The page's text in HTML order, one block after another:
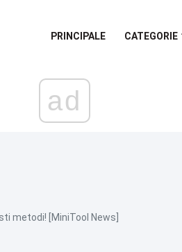
PRINCIPALE CATEGORIE
ad
metodi! [MiniTool News]